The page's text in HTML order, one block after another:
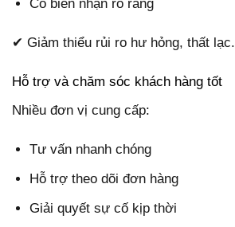
Có biên nhận rõ ràng
✔ Giảm thiểu rủi ro hư hỏng, thất lạc.
Hỗ trợ và chăm sóc khách hàng tốt
Nhiều đơn vị cung cấp:
Tư vấn nhanh chóng
Hỗ trợ theo dõi đơn hàng
Giải quyết sự cố kịp thời